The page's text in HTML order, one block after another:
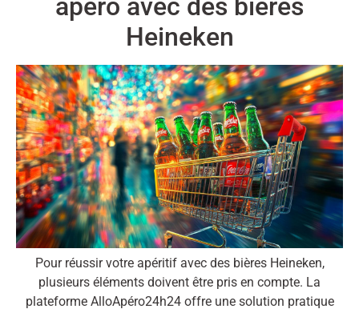
apéro avec des bières
Heineken
Pour réussir votre apéritif avec des bières Heineken,
plusieurs éléments doivent être pris en compte. La
plateforme AlloApéro24h24 offre une solution pratique